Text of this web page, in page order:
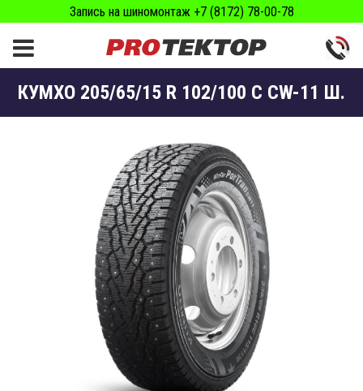
Запись на шиномонтаж +7 (8172) 78-00-78
КУМХО 205/65/15 R 102/100 C CW-11 Ш.